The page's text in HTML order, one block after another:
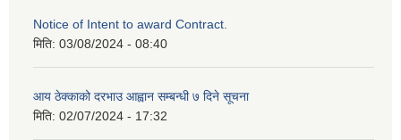
Notice of Intent to award Contract.
मिति: 03/08/2024 - 08:40
आय ठेक्काको दरभाउ आह्वान सम्बन्धी ७ दिने सूचना
मिति: 02/07/2024 - 17:32